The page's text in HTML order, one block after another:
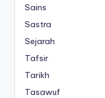
Sains
Sastra
Sejarah
Tafsir
Tarikh
Tasawuf